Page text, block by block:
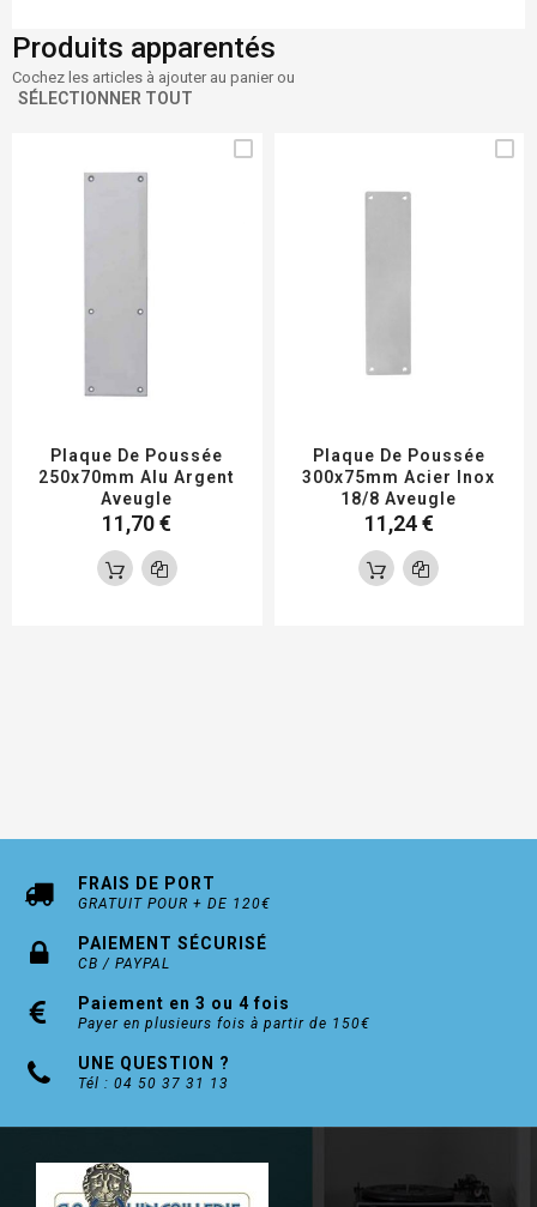
Produits apparentés
Cochez les articles à ajouter au panier ou
SÉLECTIONNER TOUT
Plaque De Poussée
250x70mm Alu Argent
Aveugle
11,70 €
Plaque De Poussée
300x75mm Acier Inox
18/8 Aveugle
11,24 €
FRAIS DE PORT
GRATUIT POUR + DE 120€
PAIEMENT SÉCURISÉ
CB / PAYPAL
Paiement en 3 ou 4 fois
Payer en plusieurs fois à partir de 150€
UNE QUESTION ?
Tél : 04 50 37 31 13